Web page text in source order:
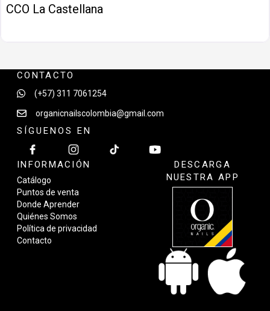
CCO La Castellana
CONTACTO
(+57) 311 7061254
organicnailscolombia@gmail.com
SÍGUENOS EN
INFORMACIÓN
Catálogo
Puntos de venta
Donde Aprender
Quiénes Somos
Política de privacidad
Contacto
DESCARGA
NUESTRA APP